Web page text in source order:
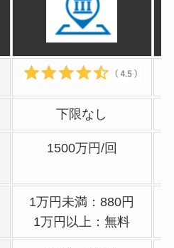
金することはできる？
はどこで確認できる？
すめ入金方法まとめ
下限なし
1500万円/回
1万円未満：880円
1万円以上：無料